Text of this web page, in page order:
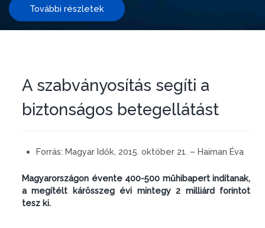
További részletek
A szabványosítás segíti a
biztonságos betegellátást
Forrás: Magyar Idők, 2015. október 21. – Haiman Éva
Magyarországon évente 400-500 műhibapert indítanak,
a megítélt kárösszeg évi mintegy 2 milliárd forintot
tesz ki.